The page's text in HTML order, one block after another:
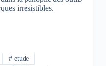
irrésistibles.
# etude